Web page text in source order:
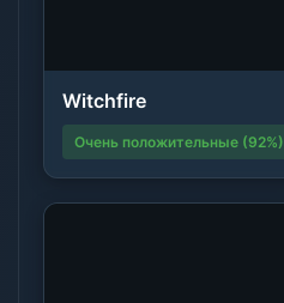
Witchfire
Очень положительные (92%)